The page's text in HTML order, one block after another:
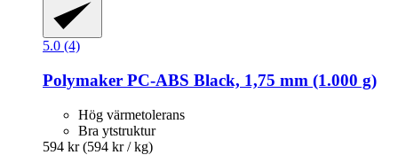
5.0 (4)
Polymaker PC-​ABS Black, 1,75 mm (1.000 g)
Hög värmetolerans
Bra ytstruktur
594 kr (594 kr / kg)